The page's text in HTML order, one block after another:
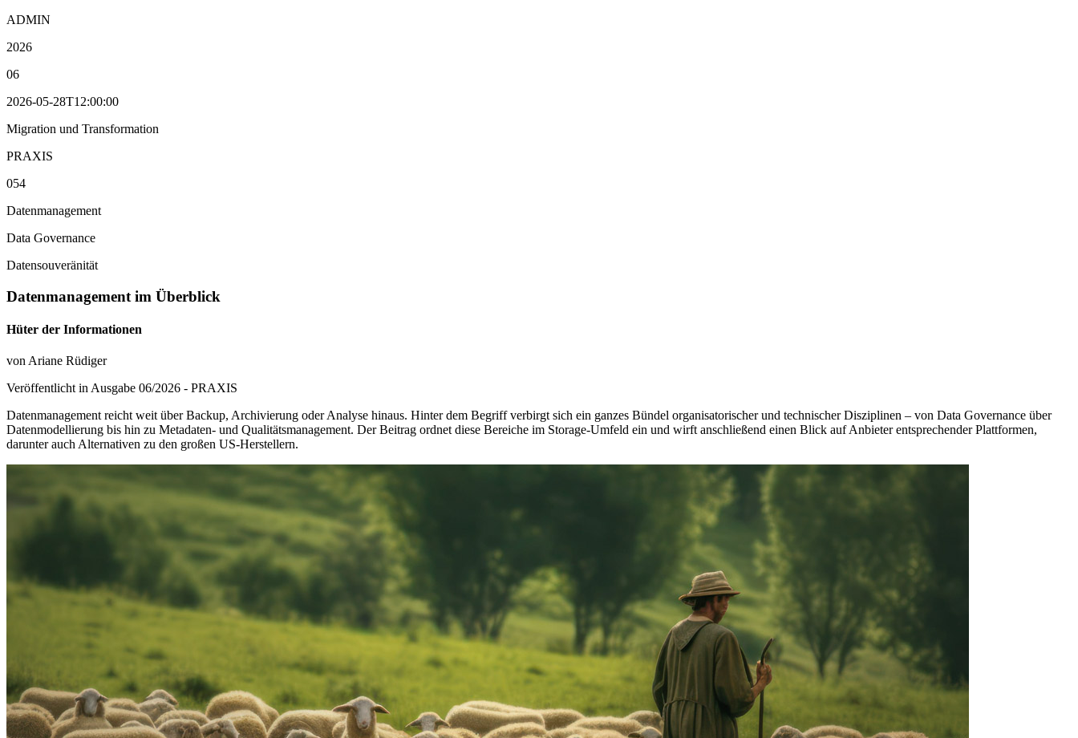
ADMIN
2026
06
2026-05-28T12:00:00
Migration und Transformation
PRAXIS
054
Datenmanagement
Data Governance
Datensouveränität
Datenmanagement im Überblick
Hüter der Informationen
von Ariane Rüdiger
Veröffentlicht in Ausgabe 06/2026 - PRAXIS
Datenmanagement reicht weit über Backup, Archivierung oder Analyse hinaus. Hinter dem Begriff verbirgt sich ein ganzes Bündel organisatorischer und technischer Disziplinen – von Data Governance über
Datenmodellierung bis hin zu Metadaten- und Qualitätsmanagement. Der Beitrag ordnet diese Bereiche im Storage-Umfeld ein und wirft anschließend einen Blick auf Anbieter entsprechender Plattformen,
darunter auch Alternativen zu den großen US-Herstellern.